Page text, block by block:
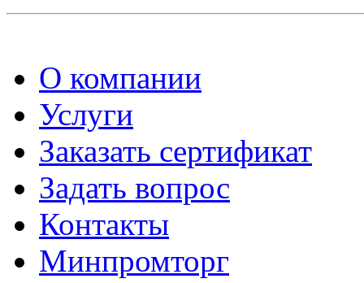
О компании
Услуги
Заказать сертификат
Задать вопрос
Контакты
Минпромторг